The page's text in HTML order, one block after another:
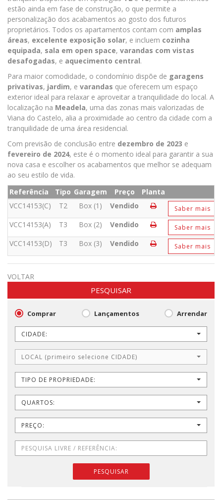
estão ainda em fase de construção, o que permite a
personalização dos acabamentos ao gosto dos futuros
proprietários. Todos os apartamentos contam com amplas
áreas, excelente exposição solar, e incluem cozinha
equipada, sala em open space, varandas com vistas
desafogadas, e aquecimento central.
Para maior comodidade, o condomínio dispõe de garagens
privativas, jardim, e varandas que oferecem um espaço
exterior ideal para relaxar e aproveitar a tranquilidade do local. A
localização na Meadela, uma das zonas mais valorizadas de
Viana do Castelo, alia a proximidade ao centro da cidade com a
tranquilidade de uma área residencial.
Com previsão de conclusão entre dezembro de 2023 e
fevereiro de 2024, este é o momento ideal para garantir a sua
nova casa e escolher os acabamentos que melhor se adequam
ao seu estilo de vida.
Referência
Tipo Garagem Preço
Planta
VCC14153(C)
T2 Box (1) Vendido Saber mais
VCC14153(A) T3 Box (2) Vendido Saber mais
VCC14153(D) T3 Box (3) Vendido Saber mais
VOLTAR
PESQUISAR
Comprar Lançamentos Arrendar
CIDADE:
LOCAL (primeiro selecione CIDADE)
TIPO DE PROPRIEDADE:
QUARTOS:
PREÇO:
PESQUISAR